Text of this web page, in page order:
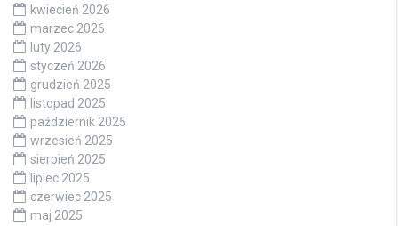
kwiecień 2026
marzec 2026
luty 2026
styczeń 2026
grudzień 2025
listopad 2025
październik 2025
wrzesień 2025
sierpień 2025
lipiec 2025
czerwiec 2025
maj 2025